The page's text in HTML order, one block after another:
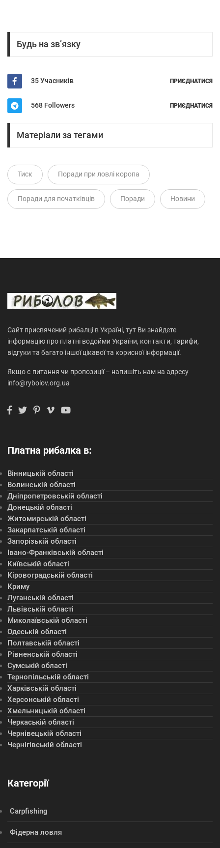
Будь на зв’язку
35 Учасників ПРИЄДНАТИСЯ
568 Followers ПРИЄДНАТИСЯ
Матеріали за тегами
Тиск Поради при ловлі коропа
Поради для початківців Поради Новини
Сайт присвячений рибалці в Україні, тут Ви знайдете
інформацію про платні водойми України, контакти, тарифи,
відгуки та багато іншої цікавої та корисної інформації.
Якщо є питання чи пропозиції – напишіть нам на адресу
info@rybolov.org.ua
Платна рибалка в:
Вінницькій області
Волинській області
Дніпропетровській області
Донецькій області
Житомирській області
Закарпатській області
Запорізькій області
Івано-Франківській області
Київській області
Кіровоградській області
Криму
Луганській області
Львівській області
Миколаївській області
Одеській області
Полтавській області
Рівненській області
Сумській області
Тернопільській області
Харківській області
Херсонській області
Хмельницькій області
Черкаській області
Чернівецькій області
Чернігівській області
Категорії
Сarpfishing
Фідерна ловля